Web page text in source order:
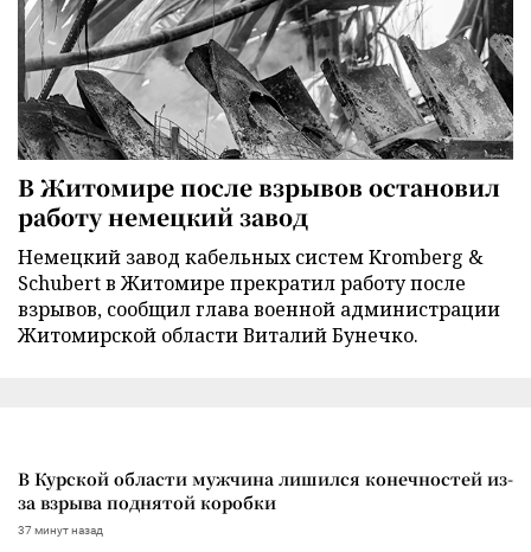
В Житомире после взрывов остановил
работу немецкий завод
Немецкий завод кабельных систем Kromberg &
Schubert в Житомире прекратил работу после
взрывов, сообщил глава военной администрации
Житомирской области Виталий Бунечко.
В Курской области мужчина лишился конечностей из-
за взрыва поднятой коробки
37 минут назад